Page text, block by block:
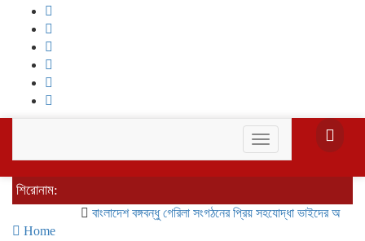
Toggle
navigation
শিরোনাম:
বাংলাদেশ বঙ্গবন্ধু গেরিলা সংগঠনের প্রিয় সহযোদ্ধা ভাইদের অবগতির
Home